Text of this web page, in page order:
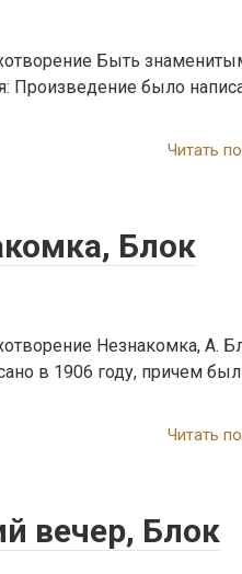
Быть
Произведение было
Читать
Блок
Незнакомка, А.
в 1906 году, причем
Читать
вечер, Блок